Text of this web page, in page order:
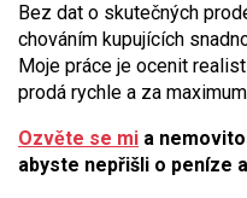
Bez dat o skutečných
chováním kupujících
Moje práce je ocenit
prodá rychle a za
Ozvěte se mi a
abyste nepřišli o peníze